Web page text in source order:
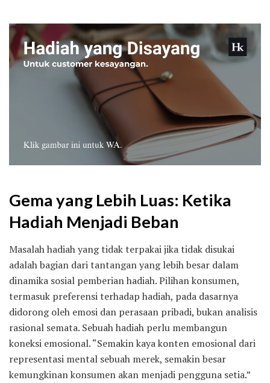
Gema yang Lebih Luas: Ketika
Hadiah Menjadi Beban
Masalah hadiah yang tidak terpakai jika tidak disukai
adalah bagian dari tantangan yang lebih besar dalam
dinamika sosial pemberian hadiah. Pilihan konsumen,
termasuk preferensi terhadap hadiah, pada dasarnya
didorong oleh emosi dan perasaan pribadi, bukan analisis
rasional semata. Sebuah hadiah perlu membangun
koneksi emosional. “Semakin kaya konten emosional dari
representasi mental sebuah merek, semakin besar
kemungkinan konsumen akan menjadi pengguna setia.”